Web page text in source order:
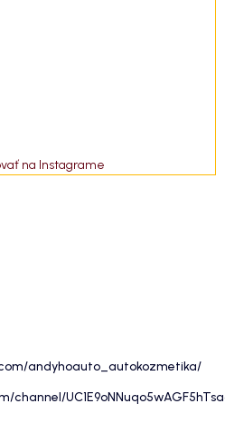
na Instagrame
andyhoauto_autokozmetika/